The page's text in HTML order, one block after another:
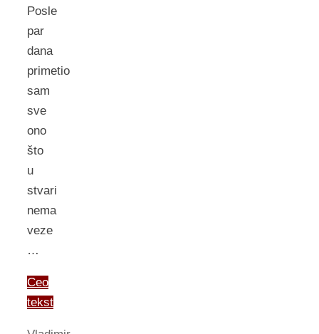
Posle
par
dana
primetio
sam
sve
ono
što
u
stvari
nema
veze
…
Ceo
tekst